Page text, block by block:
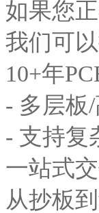
如果您
我们可以
10+年
- 多层板
- 支持复
一站式
从抄板